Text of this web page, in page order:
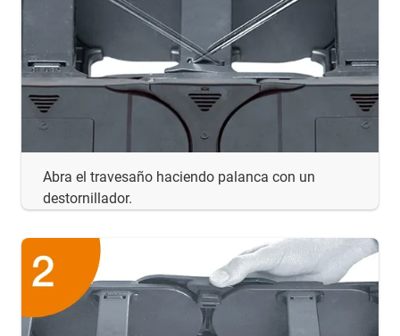
Abra el travesaño haciendo palanca con un
destornillador.